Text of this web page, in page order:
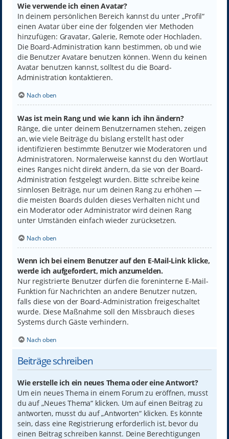
Wie verwende ich einen Avatar?
In deinem persönlichen Bereich kannst du unter „Profil“
einen Avatar über eine der folgenden vier Methoden
hinzufügen: Gravatar, Galerie, Remote oder Hochladen.
Die Board-Administration kann bestimmen, ob und wie
die Benutzer Avatare benutzen können. Wenn du keinen
Avatar benutzen kannst, solltest du die Board-
Administration kontaktieren.
Nach oben
Was ist mein Rang und wie kann ich ihn ändern?
Ränge, die unter deinem Benutzernamen stehen, zeigen
an, wie viele Beiträge du bislang erstellt hast oder
identifizieren bestimmte Benutzer wie Moderatoren und
Administratoren. Normalerweise kannst du den Wortlaut
eines Ranges nicht direkt ändern, da sie von der Board-
Administration festgelegt wurden. Bitte schreibe keine
sinnlosen Beiträge, nur um deinen Rang zu erhöhen —
die meisten Boards dulden dieses Verhalten nicht und
ein Moderator oder Administrator wird deinen Rang
unter Umständen einfach wieder zurücksetzen.
Nach oben
Wenn ich bei einem Benutzer auf den E-Mail-Link klicke,
werde ich aufgefordert, mich anzumelden.
Nur registrierte Benutzer dürfen die foreninterne E-Mail-
Funktion für Nachrichten an andere Benutzer nutzen,
falls diese von der Board-Administration freigeschaltet
wurde. Diese Maßnahme soll den Missbrauch dieses
Systems durch Gäste verhindern.
Nach oben
Beiträge schreiben
Wie erstelle ich ein neues Thema oder eine Antwort?
Um ein neues Thema in einem Forum zu eröffnen, musst
du auf „Neues Thema“ klicken. Um auf einen Beitrag zu
antworten, musst du auf „Antworten“ klicken. Es könnte
sein, dass eine Registrierung erforderlich ist, bevor du
einen Beitrag schreiben kannst. Deine Berechtigungen